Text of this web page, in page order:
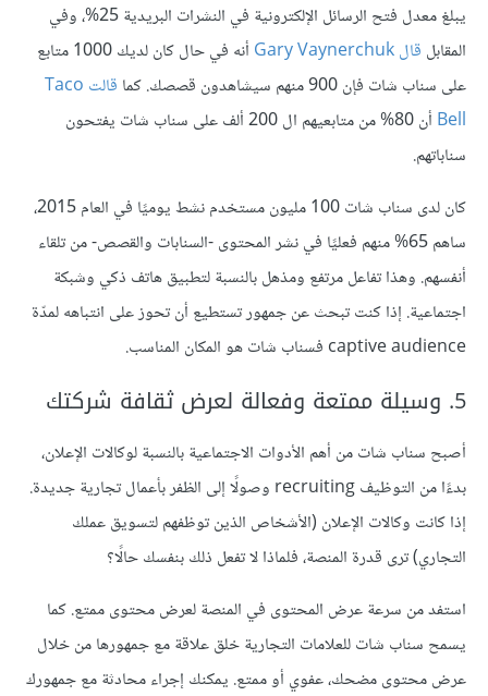
يبلغ معدل فتح الرسائل الإلكترونية في النشرات البريدية 25%، وفي
المقابل قالGary Vaynerchuk
أنه في حال كان لديك 1000 متابع
على سناب شات فإن 900 منهم سيشاهدون قصصك. كما
قالت Taco
Bell
أن 80% من متابعيهم ال 200 ألف على سناب شات يفتحون
سناباتهم.
كان لدى سناب شات 100 مليون مستخدم نشط يوميًا في العام 2015،
ساهم 65% منهم فعليًا في نشر المحتوى -السنابات والقصص- من تلقاء
أنفسهم. وهذا تفاعل مرتفع ومذهل بالنسبة لتطبيق هاتف ذكي وشبكة
اجتماعية. إذا كنت تبحث عن جمهور تستطيع أن تحوز على انتباهه لمدّة
captive audience فسناب شات هو المكان المناسب.
5. وسيلة ممتعة وفعالة لعرض ثقافة شركتك
أصبح سناب شات من أهم الأدوات الاجتماعية بالنسبة لوكالات الإعلان،
بدءًا من التوظيف recruiting وصولًا إلى الظفر بأعمال تجارية جديدة.
إذا كانت وكالات الإعلان (الأشخاص الذين توظفهم لتسويق عملك
التجاري) ترى قدرة المنصة، فلماذا لا تفعل ذلك بنفسك حالًا؟
استفد من سرعة عرض المحتوى في المنصة لعرض محتوى ممتع. كما
يسمح سناب شات للعلامات التجارية خلق علاقة مع جمهورها من خلال
عرض محتوى مضحك، عفوي أو ممتع. يمكنك إجراء محادثة مع جمهورك